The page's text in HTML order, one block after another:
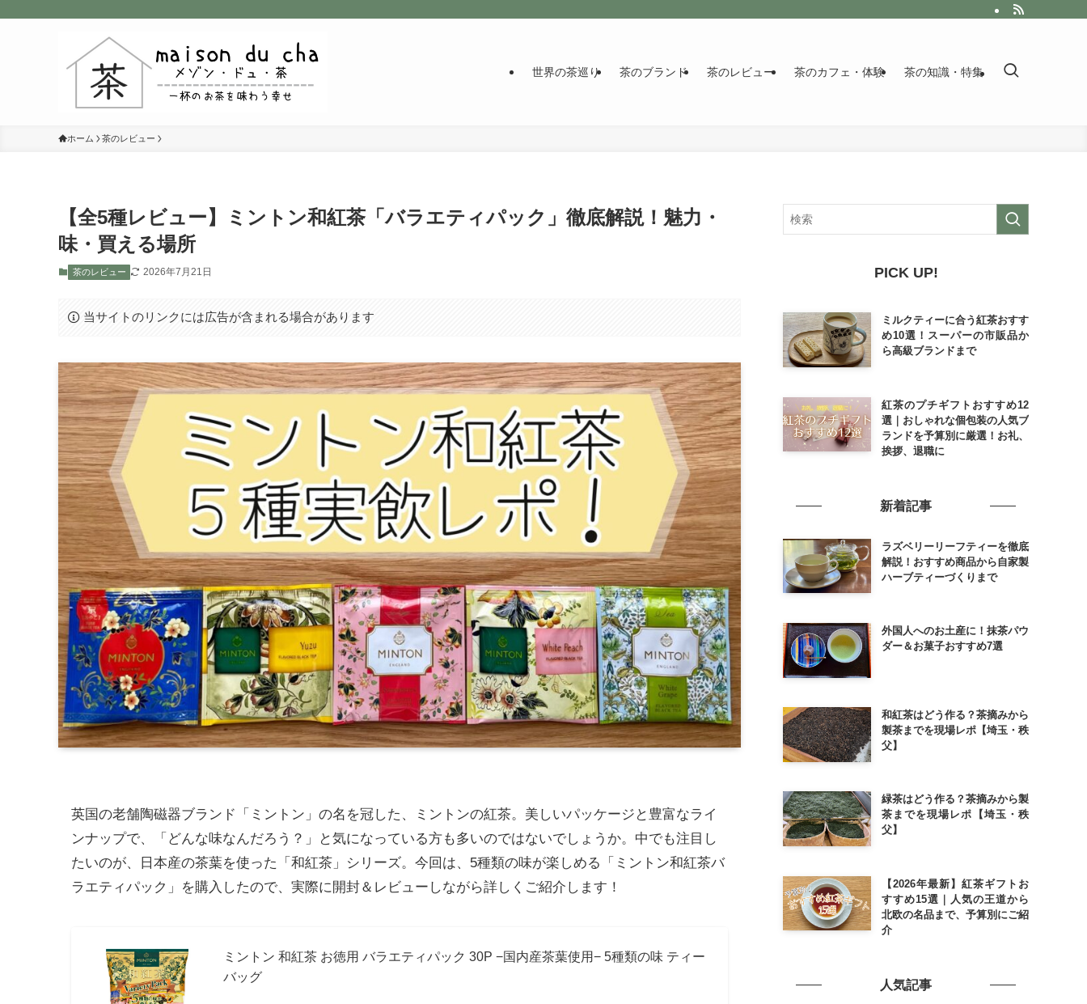
世界の茶巡り 茶のブランド 茶のレビュー 茶のカフェ・体験 茶の知識・特集
ホーム 茶のレビュー
【全5種レビュー】ミントン和紅茶「バラエティパック」徹底解説！魅力・
味・買える場所
茶のレビュー 2026年7月21日
当サイトのリンクには広告が含まれる場合があります
英国の老舗陶磁器ブランド「ミントン」の名を冠した、ミントンの紅茶。美しいパッケージと豊富なライ
ンナップで、「どんな味なんだろう？」と気になっている方も多いのではないでしょうか。中でも注目し
たいのが、日本産の茶葉を使った「和紅茶」シリーズ。今回は、5種類の味が楽しめる「ミントン和紅茶バ
ラエティパック」を購入したので、実際に開封＆レビューしながら詳しくご紹介します！
ミントン 和紅茶 お徳用 バラエティパック 30P −国内産茶葉使用− 5種類の味 ティー
バッグ
PICK UP!
ミルクティーに合う紅茶おすす
め10選！スーパーの市販品か
ら高級ブランドまで
紅茶のプチギフトおすすめ12
選｜おしゃれな個包装の人気ブ
ランドを予算別に厳選！お礼、
挨拶、退職に
新着記事
ラズベリーリーフティーを徹底
解説！おすすめ商品から自家製
ハーブティーづくりまで
外国人へのお土産に！抹茶パウ
ダー＆お菓子おすすめ7選
和紅茶はどう作る？茶摘みから
製茶までを現場レポ【埼玉・秩
父】
緑茶はどう作る？茶摘みから製
茶までを現場レポ【埼玉・秩
父】
【2026年最新】紅茶ギフトお
すすめ15選｜人気の王道から
北欧の名品まで、予算別にご紹
介
人気記事